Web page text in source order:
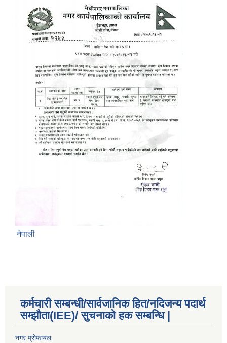
नेपाली
कर्मचारी सम्बन्धी/सार्वजानिक हित/नदिजन्य पदार्थ
सम्झौता(IEE)/ सुचनाको हक सम्बन्धि |
नगर प्रोफायल